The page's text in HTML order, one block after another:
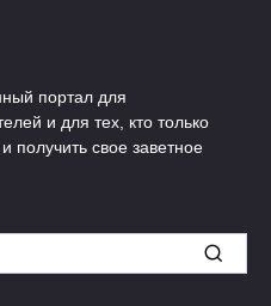
портал для
и для тех, кто только
получить свое заветное